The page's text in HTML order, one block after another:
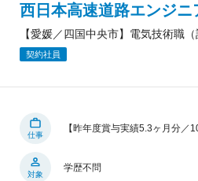
西日本高速道路エンジ
【愛媛／四国中央市】電気技術職
契約社員
仕事
【昨年度賞与実績5.3ヶ月分
対象
学歴不問